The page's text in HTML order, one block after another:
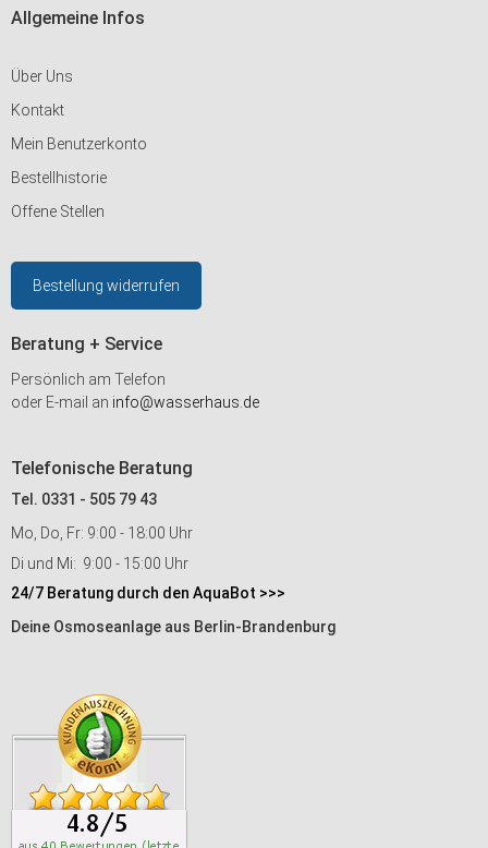
Allgemeine Infos
Über Uns
Kontakt
Mein Benutzerkonto
Bestellhistorie
Offene Stellen
Bestellung widerrufen
Beratung + Service
Persönlich am Telefon
oder E-mail an info@wasserhaus.de
Telefonische Beratung
Tel. 0331 - 505 79 43
Mo, Do, Fr: 9:00 - 18:00 Uhr
Di und Mi: 9:00 - 15:00 Uhr
24/7 Beratung durch den AquaBot >>>
Deine Osmoseanlage aus Berlin-Brandenburg